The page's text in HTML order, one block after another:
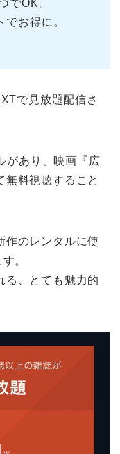
でOK。
お得に。
で見放題配信さ
があり、映画『広
無料視聴すること
作のレンタルに使
。
る、とても魅力的